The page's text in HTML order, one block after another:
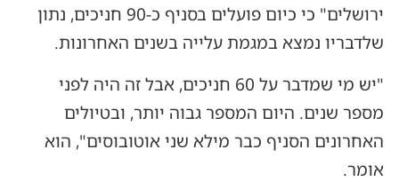
ירושלים" כי כיום פועלים בסניף כ-90 חניכים, נתון
שלדבריו נמצא במגמת עלייה בשנים האחרונות.
"יש מי שמדבר על 60 חניכים, אבל זה היה לפני
מספר שנים. היום המספר גבוה יותר, ובטיולים
האחרונים הסניף כבר מילא שני אוטובוסים", הוא
אומר.